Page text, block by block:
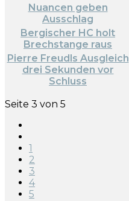
Nuancen geben
Ausschlag
Bergischer HC holt
Brechstange raus
Pierre Freudls Ausgleich
drei Sekunden vor
Schluss
Seite 3 von 5
1
2
3
4
5